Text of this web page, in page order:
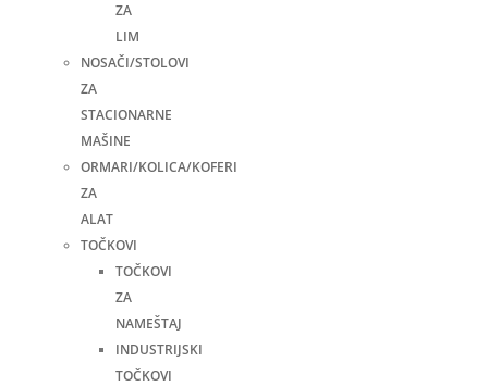
ZA
LIM
NOSAČI/STOLOVI
ZA
STACIONARNE
MAŠINE
ORMARI/KOLICA/KOFERI
ZA
ALAT
TOČKOVI
TOČKOVI
ZA
NAMEŠTAJ
INDUSTRIJSKI
TOČKOVI